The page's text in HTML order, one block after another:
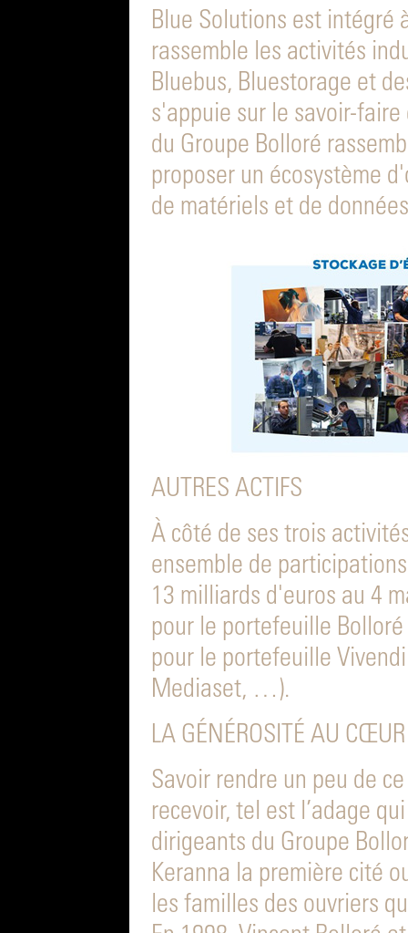
Blue Solutions est intégré
rassemble les activités
Bluebus, Bluestorage et
s'appuie sur le savoir-
du Groupe Bolloré
proposer un écosystème
de matériels et de
AUTRES ACTIFS
À côté de ses trois
ensemble de
13 milliards d'euros au 4
pour le portefeuille
pour le portefeuille
Mediaset, …).
LA GÉNÉROSITÉ AU CŒUR
Savoir rendre un peu de
recevoir, tel est l’adage
dirigeants du Groupe
Keranna la première cité
les familles des ouvriers